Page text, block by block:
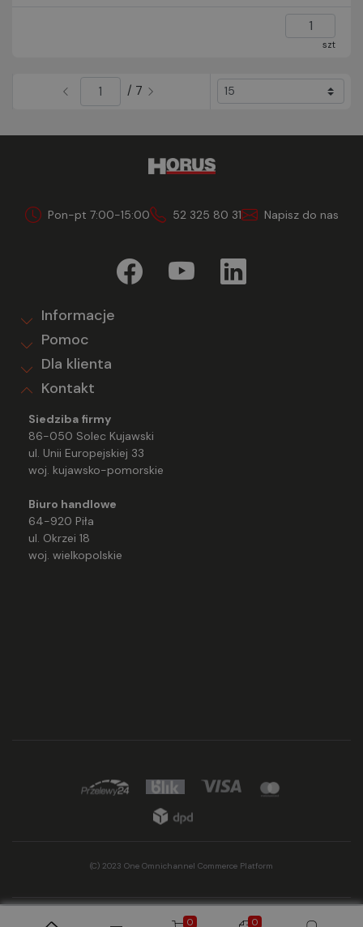
szt
/ 7
Pon-pt 7:00-15:00 52 325 80 31 Napisz do nas
Informacje
Pomoc
Dla klienta
Kontakt
Siedziba firmy
86-050 Solec Kujawski
ul. Unii Europejskiej 33
woj. kujawsko-pomorskie
Biuro handlowe
64-920 Piła
ul. Okrzei 18
woj. wielkopolskie
(C) 2023 One Omnichannel Commerce Platform
0 0